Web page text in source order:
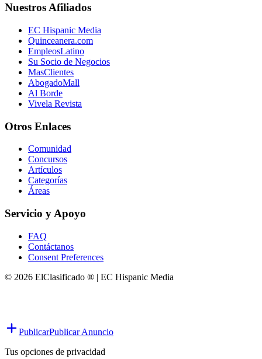
Nuestros Afiliados
EC Hispanic Media
Quinceanera.com
EmpleosLatino
Su Socio de Negocios
MasClientes
AbogadoMall
Al Borde
Vivela Revista
Otros Enlaces
Comunidad
Concursos
Artículos
Categorías
Áreas
Servicio y Apoyo
FAQ
Contáctanos
Consent Preferences
© 2026 ElClasificado ® | EC Hispanic Media
PublicarPublicar Anuncio
Tus opciones de privacidad